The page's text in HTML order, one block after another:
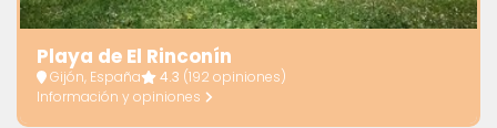
Playa de El Rinconín
Gijón, España 4.3 (192 opiniones)
Información y opiniones